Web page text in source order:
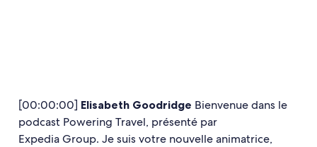
[00:00:00] Elisabeth Goodridge Bienvenue dans le
podcast Powering Travel, présenté par
Expedia Group. Je suis votre nouvelle animatrice,